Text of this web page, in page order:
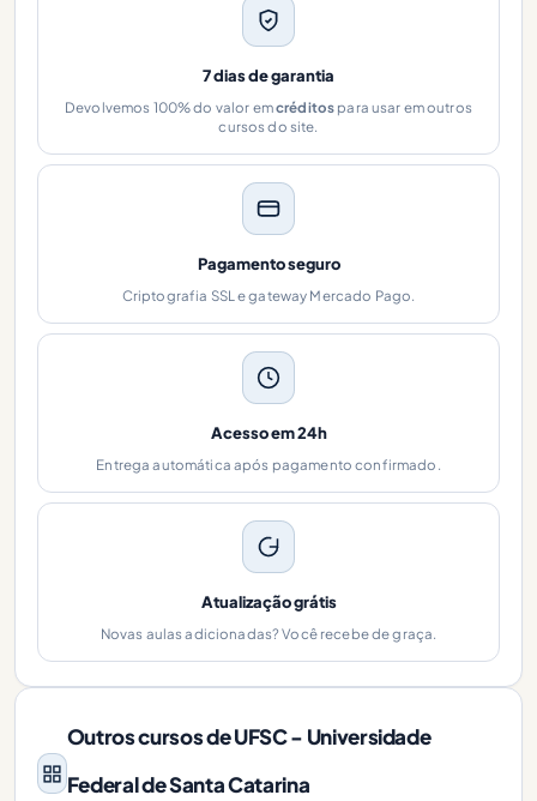
7 dias de garantia
Devolvemos 100% do valor emcréditos para usar em outros
cursos do site.
Pagamento seguro
Criptografia SSL e gateway Mercado Pago.
Acesso em 24h
Entrega automática após pagamento confirmado.
Atualização grátis
Novas aulas adicionadas? Você recebe de graça.
Outros cursos de UFSC - Universidade
Federal de Santa Catarina